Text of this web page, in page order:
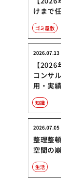
けまで
ゴミ屋敷
【
コンサ
用・実
2026.07.13
知識
整理整
空間の
2026.07.05
生活